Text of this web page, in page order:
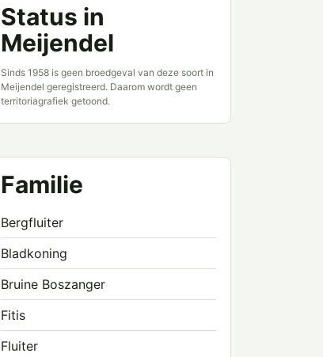
Status in
Meijendel
Sinds 1958 is geen broedgeval van deze soort in
Meijendel geregistreerd. Daarom wordt geen
territoriagrafiek getoond.
Familie
Bergfluiter
Bladkoning
Bruine Boszanger
Fitis
Fluiter